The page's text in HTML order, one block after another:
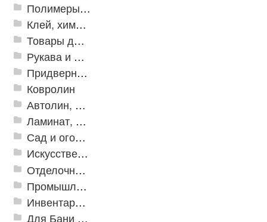
Полимеры и пластики
Клей, химия, сопутствующие товары
Товары для дома
Рукава и шланги промышленные
Придверные решетки
Ковролин
Автолин, Транслин, Линолеум
Ламинат, Кварцвиниловая плитка SPC
Сад и огород
Искусственная трава
Отделочные профили
Промышленный текстиль
Инвентарь для клининга
Для Бани и Сауны